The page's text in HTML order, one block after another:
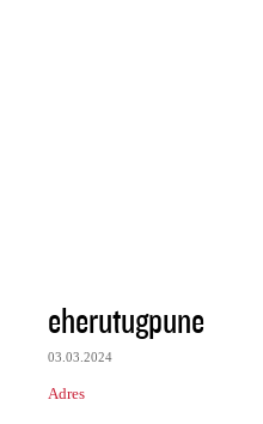
eherutugpune
03.03.2024
Adres